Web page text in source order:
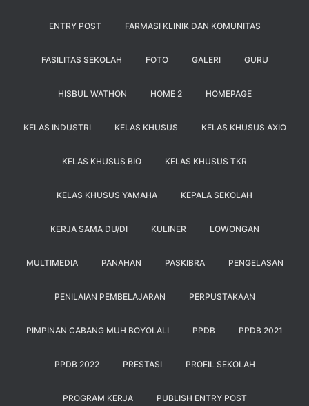
ENTRY POST FARMASI KLINIK DAN KOMUNITAS
FASILITAS SEKOLAH FOTO GALERI GURU
HISBUL WATHON HOME 2 HOMEPAGE
KELAS INDUSTRI KELAS KHUSUS KELAS KHUSUS AXIO
KELAS KHUSUS BIO KELAS KHUSUS TKR
KELAS KHUSUS YAMAHA KEPALA SEKOLAH
KERJA SAMA DU/DI KULINER LOWONGAN
MULTIMEDIA PANAHAN PASKIBRA PENGELASAN
PENILAIAN PEMBELAJARAN PERPUSTAKAAN
PIMPINAN CABANG MUH BOYOLALI PPDB PPDB 2021
PPDB 2022 PRESTASI PROFIL SEKOLAH
PROGRAM KERJA PUBLISH ENTRY POST